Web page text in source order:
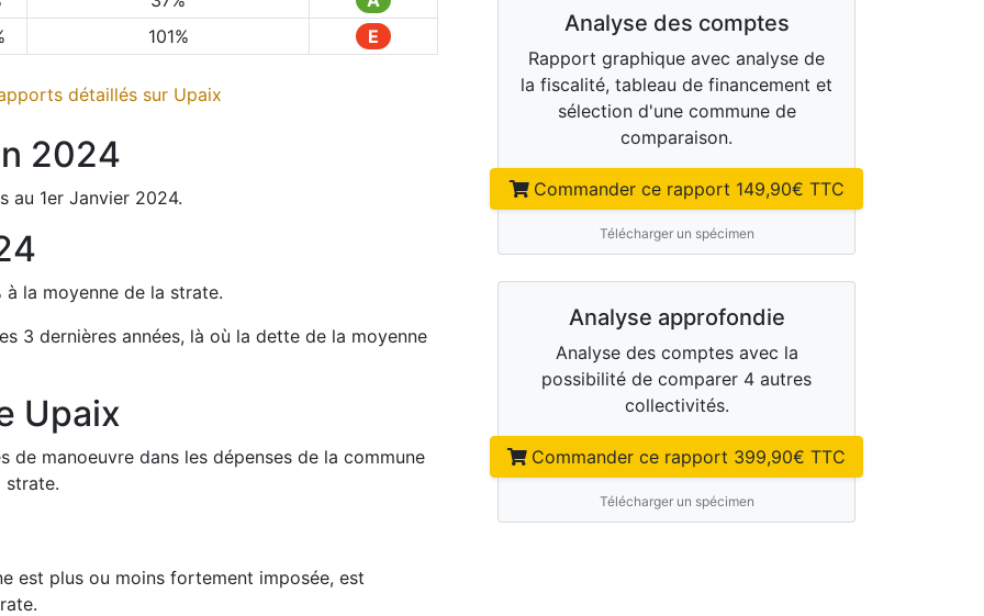
101% E
détaillés sur Upaix
2024
au 1er Janvier 2024.
à la moyenne de la strate.
3 dernières années, là où la dette de la moyenne
Upaix
manoeuvre dans les dépenses de la commune
strate.
est plus ou moins fortement imposée, est
Analyse des comptes
Rapport graphique avec analyse de
la fiscalité, tableau de financement et
sélection d'une commune de
comparaison.
Commander ce rapport 149,90€ TTC
Télécharger un spécimen
Analyse approfondie
Analyse des comptes avec la
possibilité de comparer 4 autres
collectivités.
Commander ce rapport 399,90€ TTC
Télécharger un spécimen